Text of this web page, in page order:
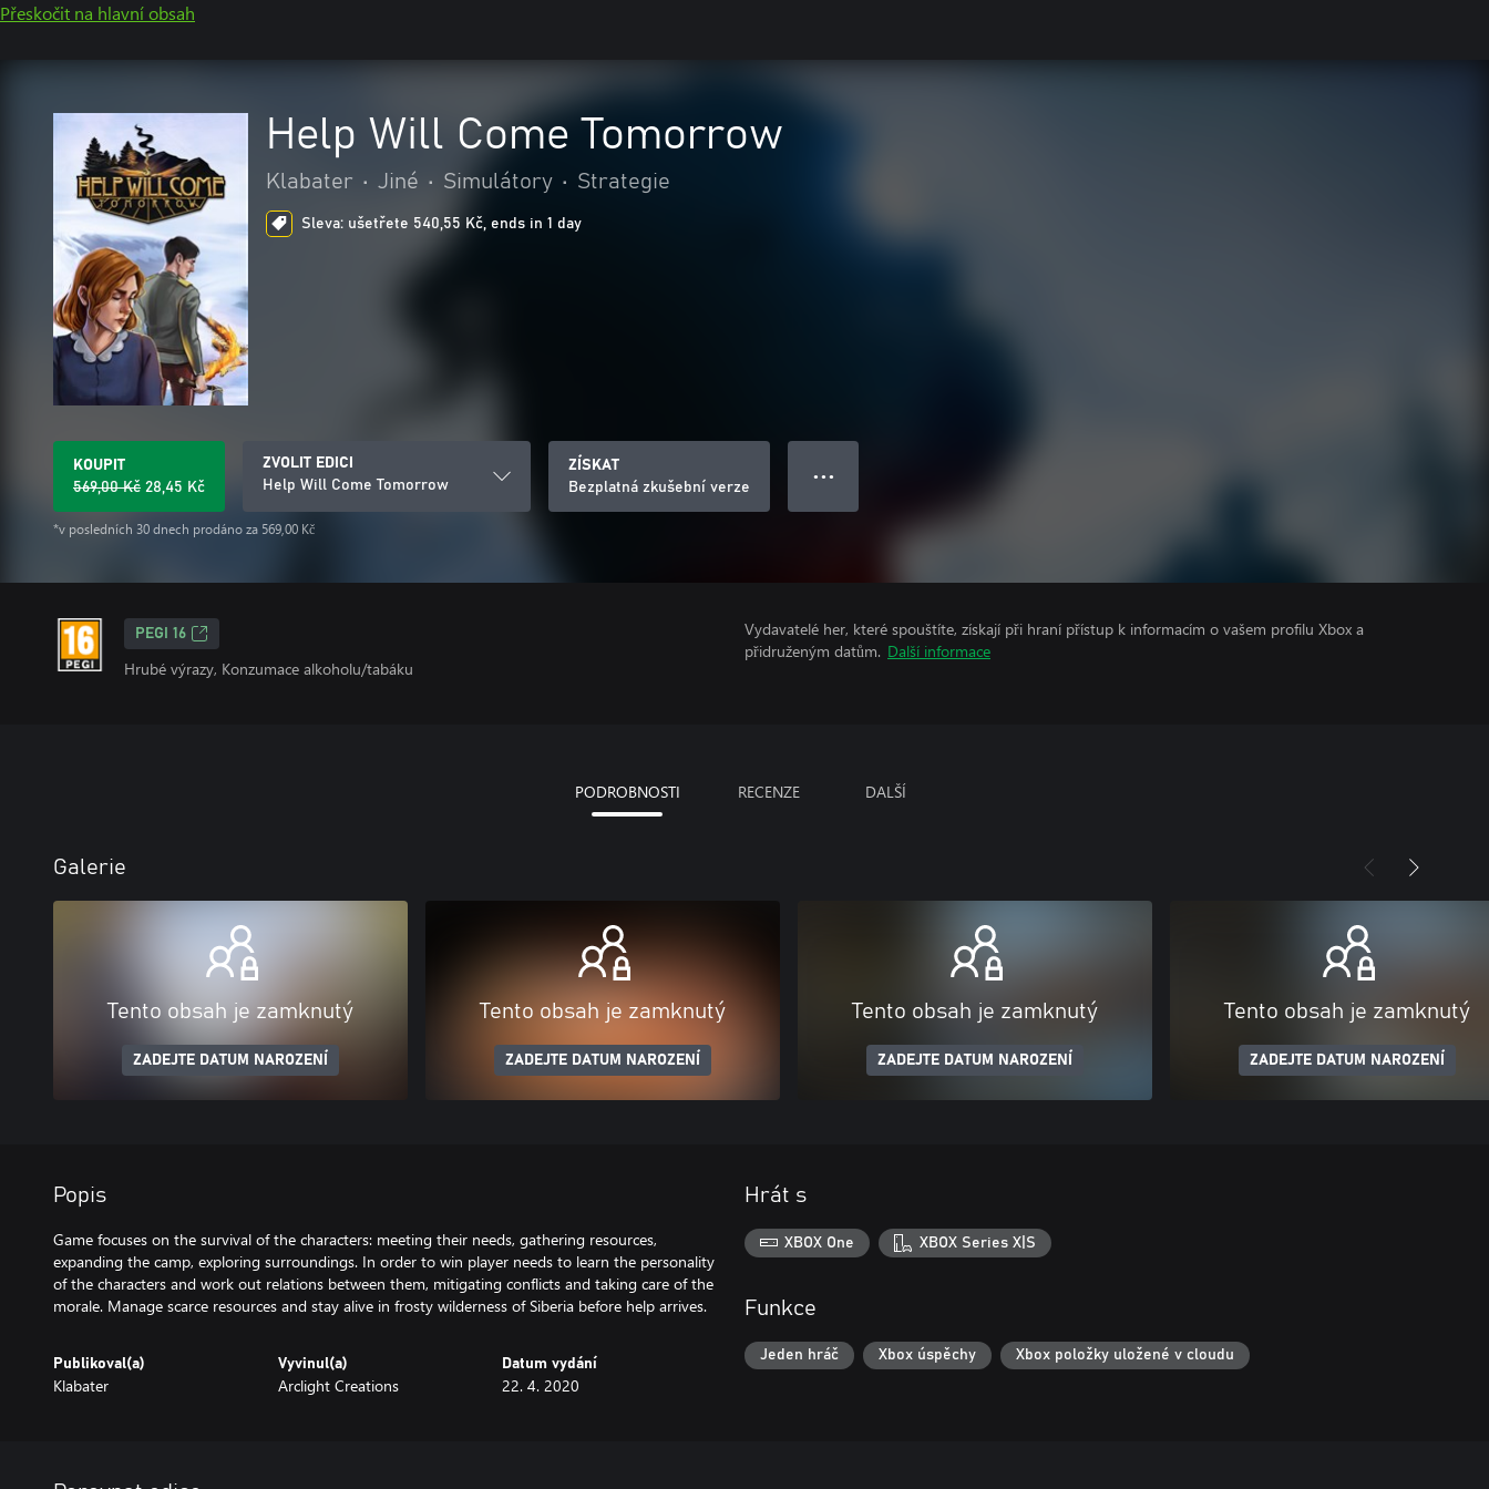
Přeskočit na hlavní obsah
Help Will Come Tomorrow
Klabater • Jiné • Simulátory • Strategie
Sleva: ušetřete 540,55 Kč, ends in 1 day
KOUPIT
569,00 Kč 28,45 Kč
*v posledních 30 dnech prodáno za 569,00 Kč
ZVOLIT EDICI
Help Will Come Tomorrow
ZÍSKAT
Bezplatná zkušební verze
● ● ●
PEGI 16
Hrubé výrazy, Konzumace alkoholu/tabáku
Vydavatelé her, které spouštíte, získají při hraní přístup k informacím o vašem profilu Xbox a
přidruženým datům. Další informace
PODROBNOSTI RECENZE DALŠÍ
Galerie
Tento obsah je zamknutý
ZADEJTE DATUM NAROZENÍ
Tento obsah je zamknutý
ZADEJTE DATUM NAROZENÍ
Tento obsah je zamknutý
ZADEJTE DATUM NAROZENÍ
Tento obsah je zamknutý
ZADEJTE DATUM NAROZENÍ
Popis
Game focuses on the survival of the characters: meeting their needs, gathering resources,
expanding the camp, exploring surroundings. In order to win player needs to learn the personality
of the characters and work out relations between them, mitigating conflicts and taking care of the
morale. Manage scarce resources and stay alive in frosty wilderness of Siberia before help arrives.
Publikoval(a)
Klabater
Vyvinul(a)
Arclight Creations
Datum vydání
22. 4. 2020
Hrát s
XBOX One XBOX Series X|S
Funkce
Jeden hráč Xbox úspěchy Xbox položky uložené v cloudu